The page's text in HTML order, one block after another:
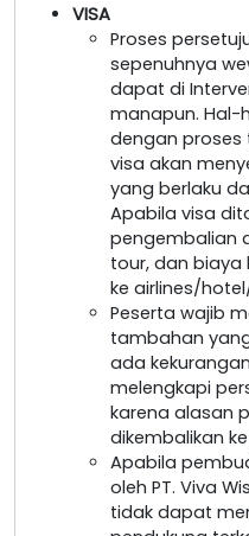
VISA
Proses
sepenuhnya
dapat di
manapun. Hal-
dengan proses
visa akan
yang berlaku
Apabila visa
pengembalian
tour, dan biaya
ke airlines/
Peserta wajib
tambahan
ada
melengkapi
karena alasan
dikembalikan
Apabila
oleh PT. Viva
tidak dapat